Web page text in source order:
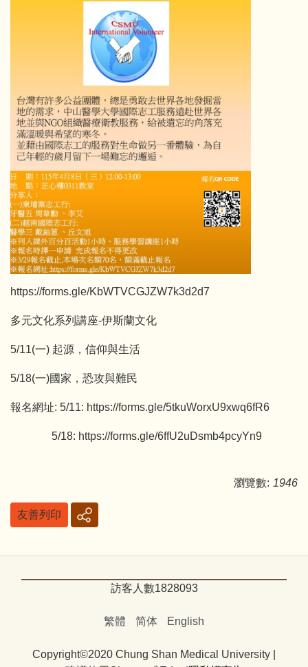
https://forms.gle/KbWTVCGJZW7k3d2d7
多元文化系列講座-伊斯蘭文化
5/11(一) 起源，信仰與生活
5/18(一)國家，恐攻與難民
報名網址: 5/11: https://forms.gle/5tkuWorxU9xwq6fR6
5/18: https://forms.gle/6ffU2uDsmb4pcyYn9
瀏覽數: 1946
友善列印
訪客人數1828093
繁體 简体 English
Copyright©2020 Chung Shan Medical University |